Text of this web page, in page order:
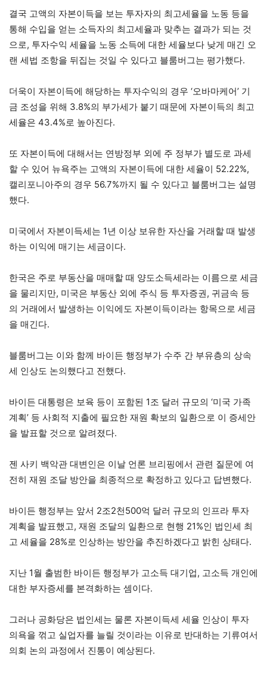
결국 고액의 자본이득을 보는 투자자의 최고세율을 노동 등을
통해 수입을 얻는 소득자의 최고세율과 맞추는 결과가 되는 것
으로, 투자수익 세율을 노동 소득에 대한 세율보다 낮게 매긴 오
랜 세법 조항을 뒤집는 것일 수 있다고 블룸버그는 평가했다.
더욱이 자본이득에 해당하는 투자수익의 경우 ‘오바마케어’ 기
금 조성을 위해 3.8%의 부가세가 붙기 때문에 자본이득의 최고
세율은 43.4%로 높아진다.
또 자본이득에 대해서는 연방정부 외에 주 정부가 별도로 과세
할 수 있어 뉴욕주는 고액의 자본이득에 대한 세율이 52.22%,
캘리포니아주의 경우 56.7%까지 될 수 있다고 블룸버그는 설명
했다.
미국에서 자본이득세는 1년 이상 보유한 자산을 거래할 때 발생
하는 이익에 매기는 세금이다.
한국은 주로 부동산을 매매할 때 양도소득세라는 이름으로 세금
을 물리지만, 미국은 부동산 외에 주식 등 투자증권, 귀금속 등
의 거래에서 발생하는 이익에도 자본이득이라는 항목으로 세금
을 매긴다.
블룸버그는 이와 함께 바이든 행정부가 수주 간 부유층의 상속
세 인상도 논의했다고 전했다.
바이든 대통령은 보육 등이 포함된 1조 달러 규모의 ‘미국 가족
계획’ 등 사회적 지출에 필요한 재원 확보의 일환으로 이 증세안
을 발표할 것으로 알려졌다.
젠 사키 백악관 대변인은 이날 언론 브리핑에서 관련 질문에 여
전히 재원 조달 방안을 최종적으로 확정하고 있다고 답변했다.
바이든 행정부는 앞서 2조2천500억 달러 규모의 인프라 투자
계획을 발표했고, 재원 조달의 일환으로 현행 21%인 법인세 최
고 세율을 28%로 인상하는 방안을 추진하겠다고 밝힌 상태다.
지난 1월 출범한 바이든 행정부가 고소득 대기업, 고소득 개인에
대한 부자증세를 본격화하는 셈이다.
그러나 공화당은 법인세는 물론 자본이득세 세율 인상이 투자
의욕을 꺾고 실업자를 늘릴 것이라는 이유로 반대하는 기류여서
의회 논의 과정에서 진통이 예상된다.